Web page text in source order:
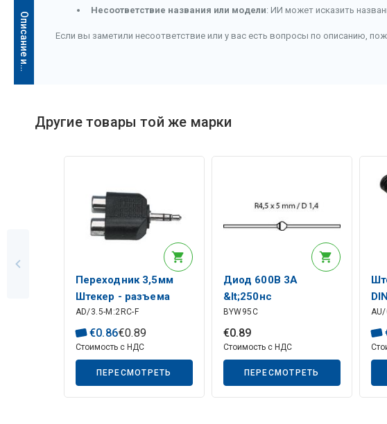
О
п
и
с
а
н
и
е
и
с
к
у
с
с
т
в
е
н
н
о
г
о
и
н
т
е
л
л
е
к
т
а
Описание искусственного интеллекта
Несоответствие названия или модели: ИИ может исказить
Если вы заметили несоответствие или у вас есть вопросы по описанию,
Другие товары той же марки
Переходник 3,5мм
Штекер - разъема
2xRCA
AD/3.5-M:2RC-F
€0.86€0.89
Стоимость с НДС
ПЕРЕСМОТРЕТЬ
Диод 600В 3А
&lt;250нс
BYW95C
€0.89
Стоимость с НДС
ПЕРЕСМОТРЕТЬ